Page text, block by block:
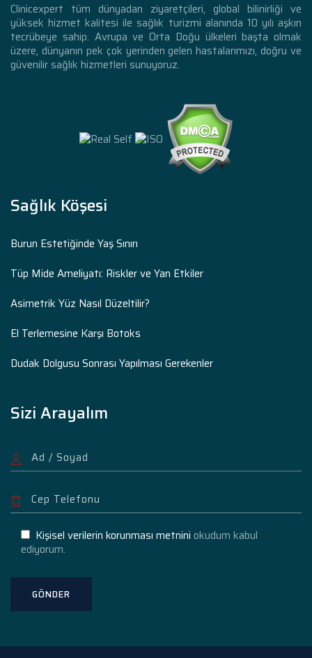
Clinicexpert tüm dünyadan ziyaretçileri, global bilinirliği ve
yüksek hizmet kalitesi ile sağlık turizmi alanında 10 yılı aşkın
tecrübeye sahip. Avrupa ve Orta Doğu ülkeleri başta olmak
üzere, dünyanın pek çok yerinden gelen hastalarımızı, doğru ve
güvenilir sağlık hizmetleri sunuyoruz.
Sağlık Köşesi
Burun Estetiğinde Yaş Sınırı
Tüp Mide Ameliyatı: Riskler ve Yan Etkiler
Asimetrik Yüz Nasıl Düzeltilir?
El Terlemesine Karşı Botoks
Dudak Dolgusu Sonrası Yapılması Gerekenler
Sizi Arayalım
Kişisel verilerin korunması metnini okudum kabul
ediyorum.